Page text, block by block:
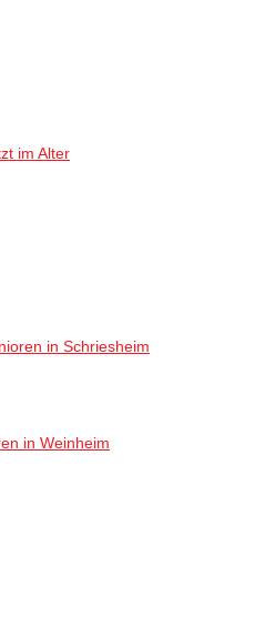
im Alter
in Schriesheim
in Weinheim